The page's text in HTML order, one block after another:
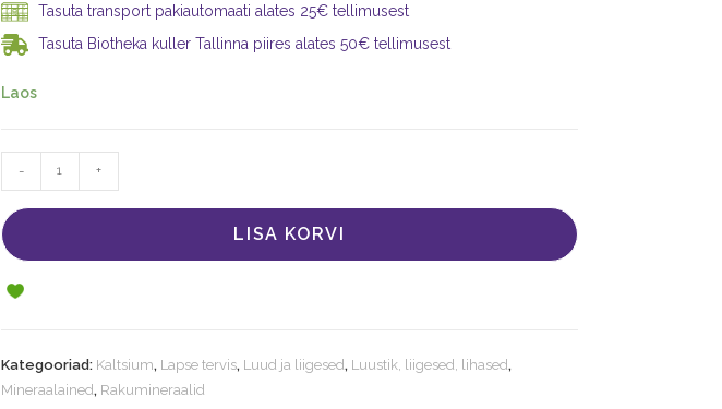
Tasuta transport pakiautomaati alates 25€ tellimusest
Tasuta Biotheka kuller Tallinna piires alates 50€ tellimusest
Laos
- +
LISA KORVI
Kategooriad: Kaltsium, Lapse tervis, Luud ja liigesed, Luustik, liigesed, lihased,
Mineraalained, Rakumineraalid